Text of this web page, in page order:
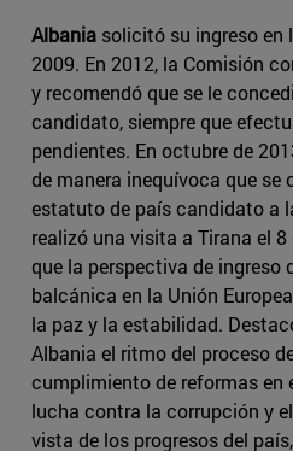
Albania solicitó su ingreso en
2009. En 2012, la Comisión
y recomendó que se le
candidato, siempre que
pendientes. En octubre de
de manera inequívoca que se
estatuto de país candidato a
realizó una visita a Tirana el
que la perspectiva de ingreso
balcánica en la Unión
la paz y la estabilidad.
Albania el ritmo del proceso
cumplimiento de reformas en
lucha contra la corrupción y
vista de los progresos del